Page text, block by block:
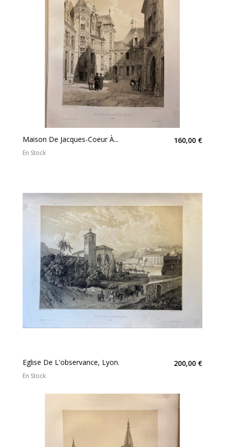
Maison De Jacques-Coeur À... 160,00 €
En Stock
Eglise De L'observance, Lyon. 200,00 €
En Stock